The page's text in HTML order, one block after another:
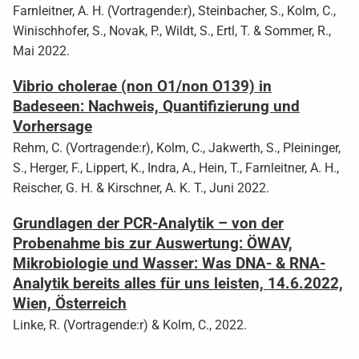
Farnleitner, A. H. (Vortragende:r), Steinbacher, S., Kolm, C.,
Winischhofer, S., Novak, P., Wildt, S., Ertl, T. & Sommer, R.,
Mai 2022.
Vibrio cholerae (non O1/non O139) in
Badeseen: Nachweis, Quantifizierung und
Vorhersage
Rehm, C. (Vortragende:r), Kolm, C., Jakwerth, S., Pleininger,
S., Herger, F., Lippert, K., Indra, A., Hein, T., Farnleitner, A. H.,
Reischer, G. H. & Kirschner, A. K. T., Juni 2022.
Grundlagen der PCR-Analytik – von der
Probenahme bis zur Auswertung: ÖWAV,
Mikrobiologie und Wasser: Was DNA- & RNA-
Analytik bereits alles für uns leisten, 14.6.2022,
Wien, Österreich
Linke, R. (Vortragende:r) & Kolm, C., 2022.